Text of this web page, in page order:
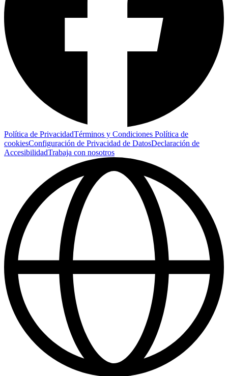
Política de PrivacidadTérminos y Condiciones Política de
cookiesConfiguración de Privacidad de DatosDeclaración de
AccesibilidadTrabaja con nosotros